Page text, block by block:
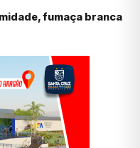
fumaça branca